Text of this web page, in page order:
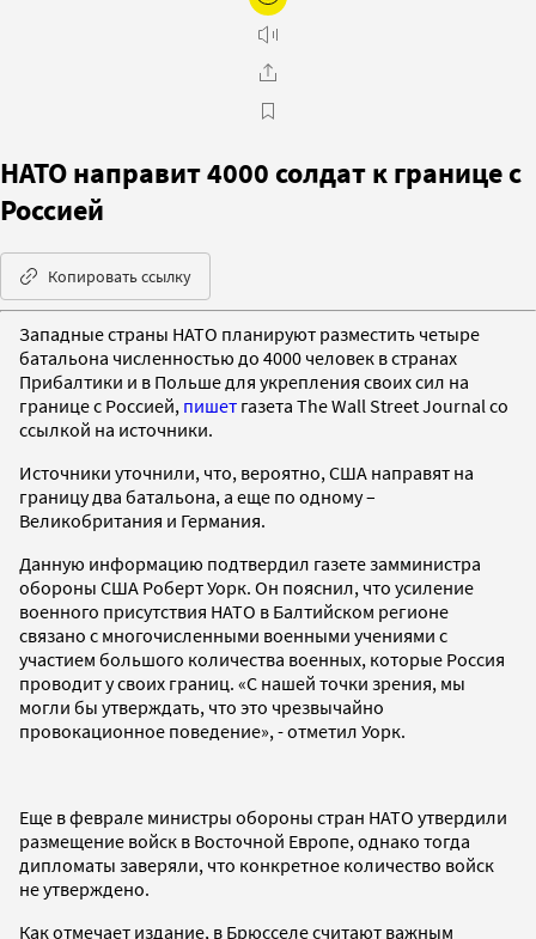
НАТО направит 4000 солдат к границе с
Россией
Копировать ссылку
Западные страны НАТО планируют разместить четыре
батальона численностью до 4000 человек в странах
Прибалтики и в Польше для укрепления своих сил на
границе с Россией, пишет газета The Wall Street Journal со
ссылкой на источники.
Источники уточнили, что, вероятно, США направят на
границу два батальона, а еще по одному –
Великобритания и Германия.
Данную информацию подтвердил газете замминистра
обороны США Роберт Уорк. Он пояснил, что усиление
военного присутствия НАТО в Балтийском регионе
связано с многочисленными военными учениями с
участием большого количества военных, которые Россия
проводит у своих границ. «С нашей точки зрения, мы
могли бы утверждать, что это чрезвычайно
провокационное поведение», - отметил Уорк.
Еще в феврале министры обороны стран НАТО утвердили
размещение войск в Восточной Европе, однако тогда
дипломаты заверяли, что конкретное количество войск
не утверждено.
Как отмечает издание, в Брюсселе считают важным